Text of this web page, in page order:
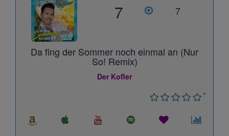
7 7
Da fing der Sommer noch einmal an (Nur
So! Remix)
Der Kofler
*